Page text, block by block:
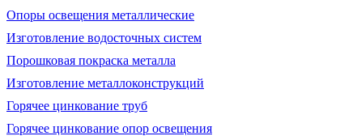
Опоры освещения металлические
Изготовление водосточных систем
Порошковая покраска металла
Изготовление металлоконструкций
Горячее цинкование труб
Горячее цинкование опор освещения